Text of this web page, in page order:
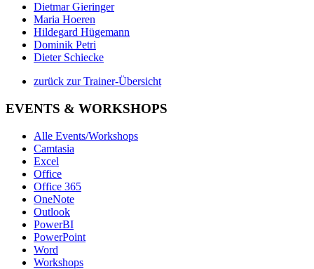
Dietmar Gieringer
Maria Hoeren
Hildegard Hügemann
Dominik Petri
Dieter Schiecke
zurück zur Trainer-Übersicht
EVENTS & WORKSHOPS
Alle Events/Workshops
Camtasia
Excel
Office
Office 365
OneNote
Outlook
PowerBI
PowerPoint
Word
Workshops